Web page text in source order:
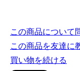
この商品について
この商品を友達に
買い物を続ける